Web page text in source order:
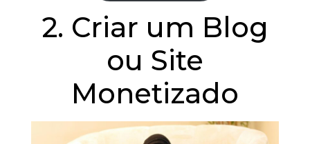
2. Criar um Blog
ou Site
Monetizado